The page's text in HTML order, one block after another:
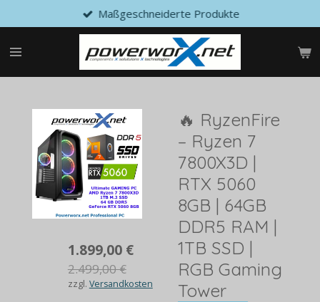
Hauptinhalt
springen
Maßgeschneiderte Produkte
🔥 RyzenFire
– Ryzen 7
7800X3D |
RTX 5060
8GB | 64GB
DDR5 RAM |
1TB SSD |
RGB Gaming
Tower
1.899,00 €
2.499,00 €
zzgl. Versandkosten